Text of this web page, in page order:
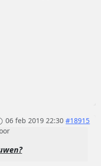
06 feb 2019 22:30 #18915